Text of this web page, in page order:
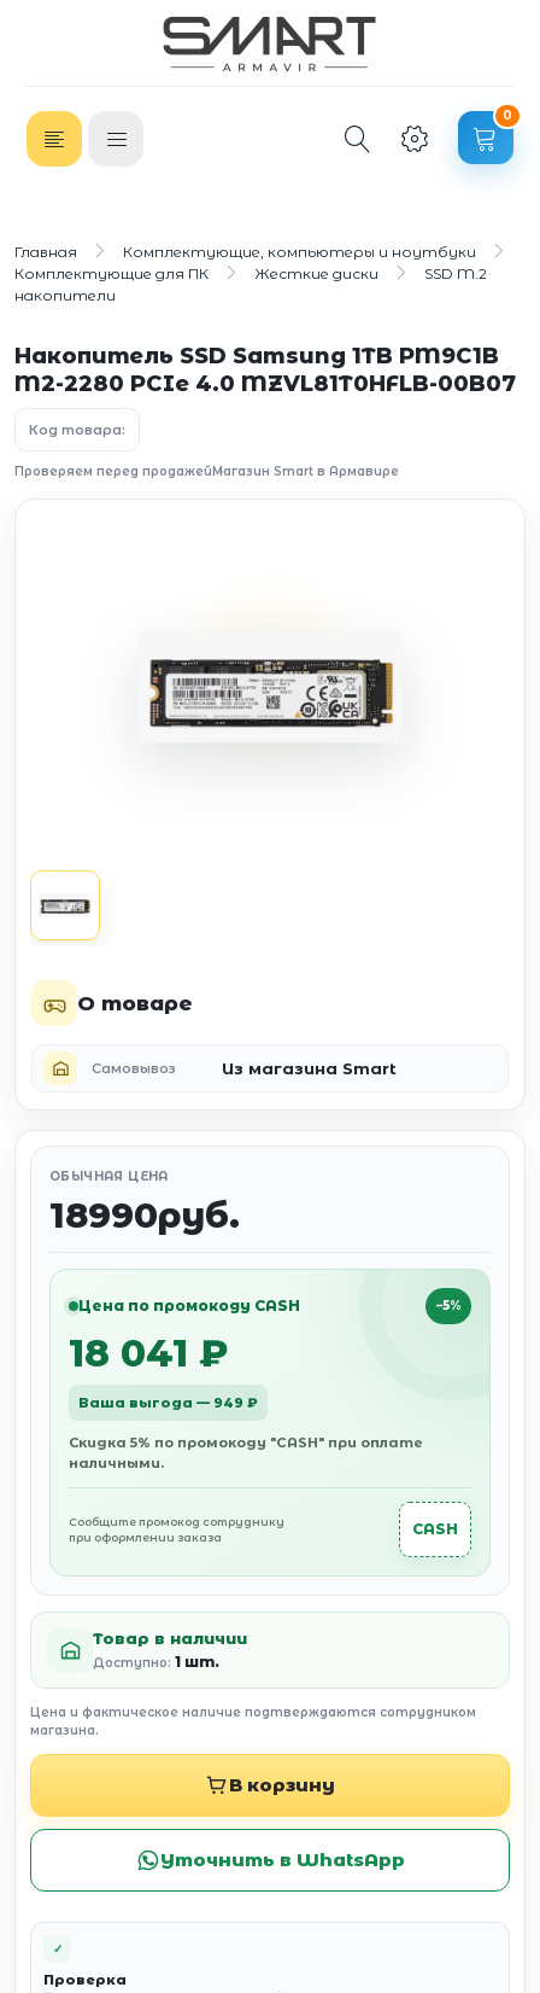
0
Главная
Комплектующие, компьютеры и ноутбуки
Комплектующие для ПК
Жесткие диски
SSD M.2
накопители
Накопитель SSD Samsung 1TB PM9C1B
M2-2280 PCIe 4.0 MZVL81T0HFLB-00B07
Код товара:
Проверяем перед продажейМагазин Smart в Армавире
О товаре
Самовывоз Из магазина Smart
ОБЫЧНАЯ ЦЕНА
18990руб.
Цена по промокоду CASH −5%
18 041 ₽
Ваша выгода — 949 ₽
Скидка 5% по промокоду "CASH" при оплате
наличными.
Сообщите промокод сотруднику
при оформлении заказа
CASH
Товар в наличии
Доступно: 1 шт.
Цена и фактическое наличие подтверждаются сотрудником
магазина.
В корзину
Уточнить в WhatsApp
✓
Проверка